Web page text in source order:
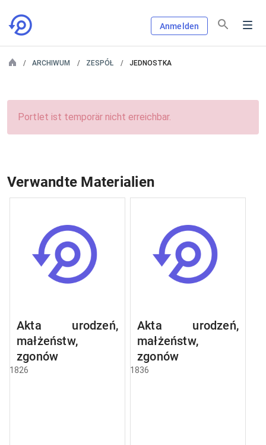
Anmelden
ARCHIWUM ZESPÓŁ JEDNOSTKA
Portlet ist temporär nicht erreichbar.
Verwandte Materialien
Akta urodzeń,
małżeństw,
zgonów
1826
Akta urodzeń,
małżeństw,
zgonów
1836